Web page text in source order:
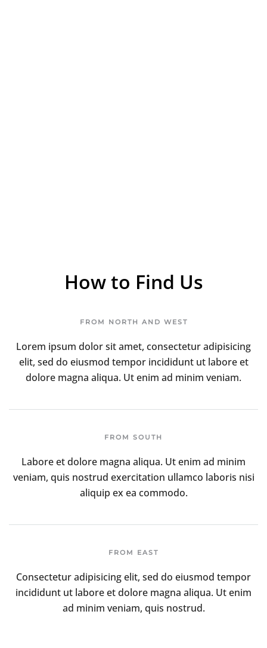
How to Find Us
FROM NORTH AND WEST
Lorem ipsum dolor sit amet, consectetur adipisicing
elit, sed do eiusmod tempor incididunt ut labore et
dolore magna aliqua. Ut enim ad minim veniam.
FROM SOUTH
Labore et dolore magna aliqua. Ut enim ad minim
veniam, quis nostrud exercitation ullamco laboris nisi
aliquip ex ea commodo.
FROM EAST
Consectetur adipisicing elit, sed do eiusmod tempor
incididunt ut labore et dolore magna aliqua. Ut enim
ad minim veniam, quis nostrud.